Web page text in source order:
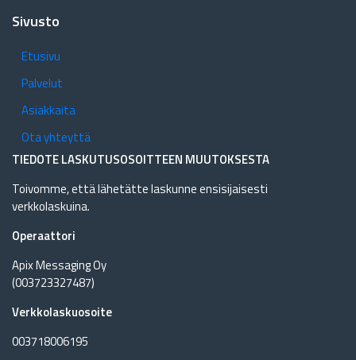
Sivusto
Etusivu
Palvelut
Asiakkaita
Ota yhteyttä
TIEDOTE LASKUTUSOSOITTEEN MUUTOKSESTA
Toivomme, että lähetätte laskunne ensisijaisesti
verkkolaskuina.
Operaattori
Apix Messaging Oy
(003723327487)
Verkkolaskuosoite
003718006195